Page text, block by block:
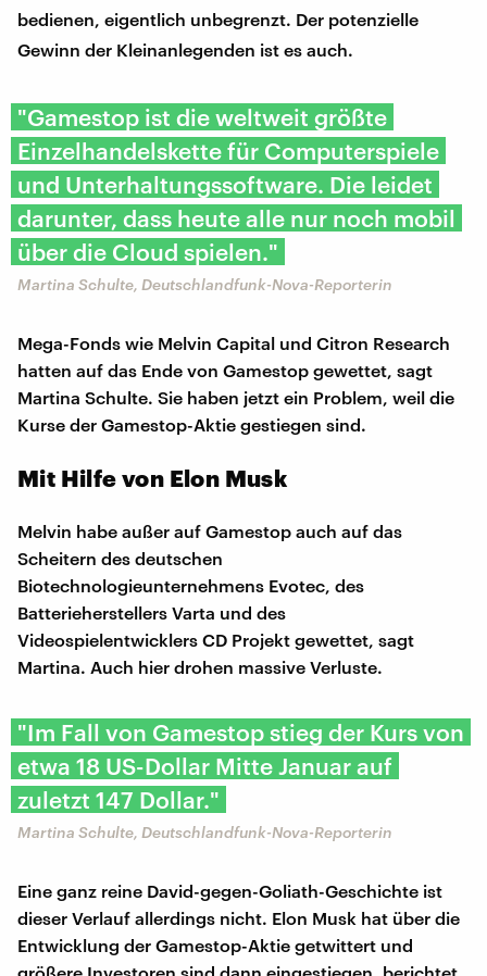
bedienen, eigentlich unbegrenzt. Der potenzielle
Gewinn der Kleinanlegenden ist es auch.
"Gamestop ist die weltweit größte
Einzelhandelskette für Computerspiele
und Unterhaltungssoftware. Die leidet
darunter, dass heute alle nur noch mobil
über die Cloud spielen."
Martina Schulte, Deutschlandfunk-Nova-Reporterin
Mega-Fonds wie Melvin Capital und Citron Research
hatten auf das Ende von Gamestop gewettet, sagt
Martina Schulte. Sie haben jetzt ein Problem, weil die
Kurse der Gamestop-Aktie gestiegen sind.
Mit Hilfe von Elon Musk
Melvin habe außer auf Gamestop auch auf das
Scheitern des deutschen
Biotechnologieunternehmens Evotec, des
Batterieherstellers Varta und des
Videospielentwicklers CD Projekt gewettet, sagt
Martina. Auch hier drohen massive Verluste.
"Im Fall von Gamestop stieg der Kurs von
etwa 18 US-Dollar Mitte Januar auf
zuletzt 147 Dollar."
Martina Schulte, Deutschlandfunk-Nova-Reporterin
Eine ganz reine David-gegen-Goliath-Geschichte ist
dieser Verlauf allerdings nicht. Elon Musk hat über die
Entwicklung der Gamestop-Aktie getwittert und